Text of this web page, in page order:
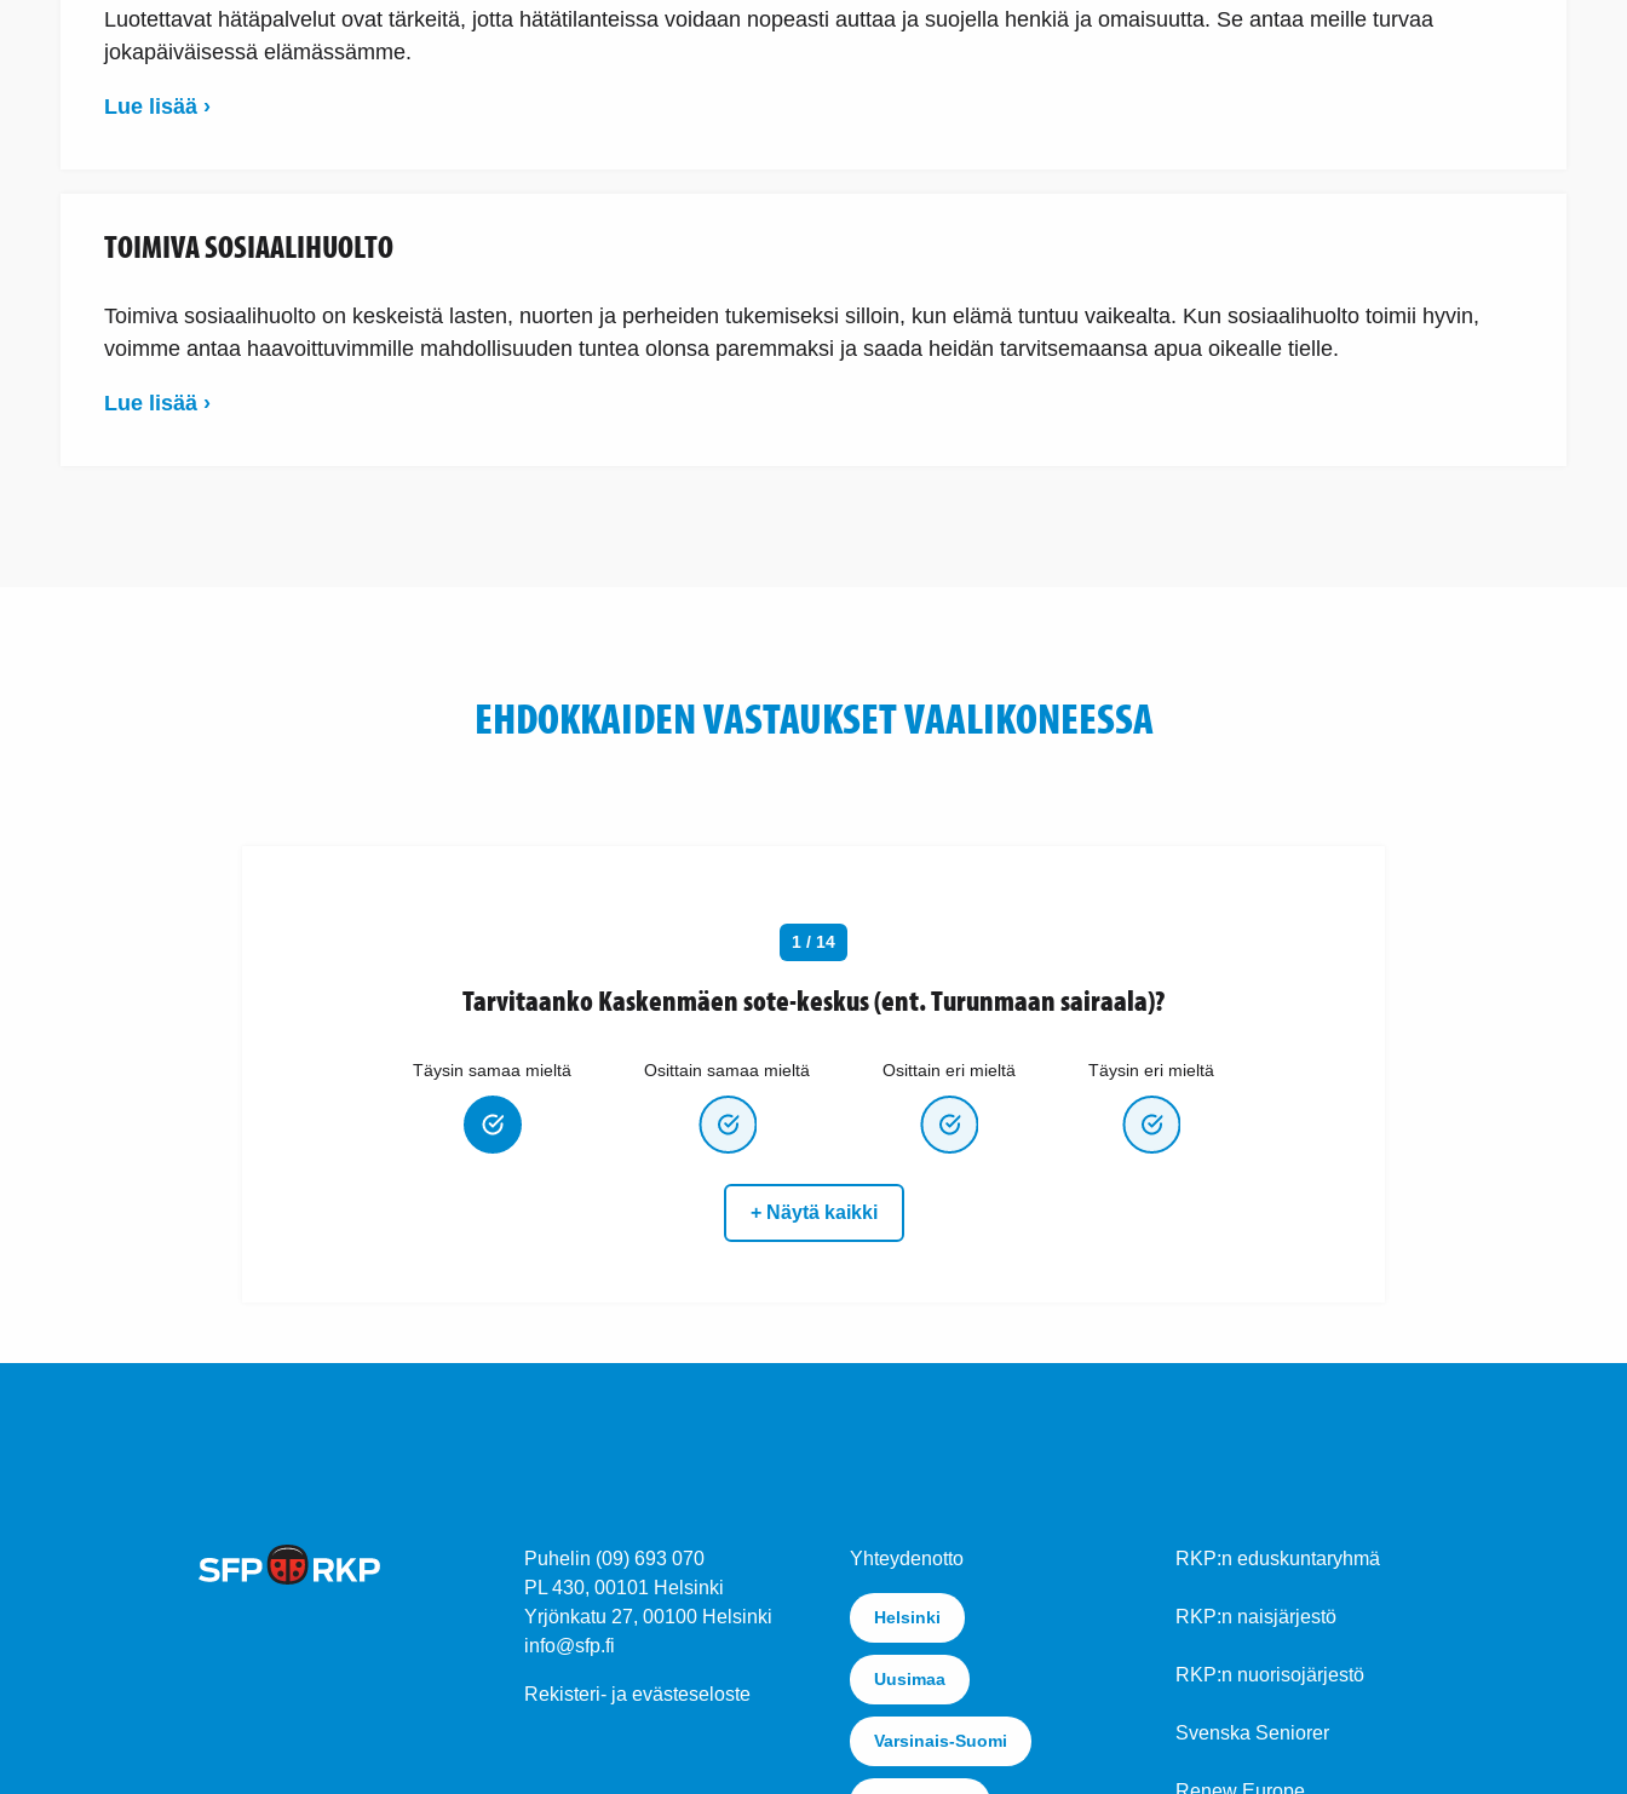
Luotettavat hätäpalvelut ovat tärkeitä, jotta hätätilanteissa voidaan nopeasti auttaa ja suojella henkiä ja omaisuutta. Se antaa meille turvaa
jokapäiväisessä elämässämme.
Lue lisää ›
TOIMIVA SOSIAALIHUOLTO
Toimiva sosiaalihuolto on keskeistä lasten, nuorten ja perheiden tukemiseksi silloin, kun elämä tuntuu vaikealta. Kun sosiaalihuolto toimii hyvin,
voimme antaa haavoittuvimmille mahdollisuuden tuntea olonsa paremmaksi ja saada heidän tarvitsemaansa apua oikealle tielle.
Lue lisää ›
EHDOKKAIDEN VASTAUKSET VAALIKONEESSA
1 / 14
Tarvitaanko Kaskenmäen sote-keskus (ent. Turunmaan sairaala)?
Täysin samaa mieltä Osittain samaa mieltä Osittain eri mieltä Täysin eri mieltä
+ Näytä kaikki
Puhelin (09) 693 070
PL 430, 00101 Helsinki
Yrjönkatu 27, 00100 Helsinki
info@sfp.fi
Rekisteri- ja evästeseloste
Yhteydenotto
Helsinki
Uusimaa
Varsinais-Suomi
RKP:n eduskuntaryhmä
RKP:n naisjärjestö
RKP:n nuorisojärjestö
Svenska Seniorer